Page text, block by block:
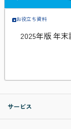
お役立ち資料
2025年版 年
サービス